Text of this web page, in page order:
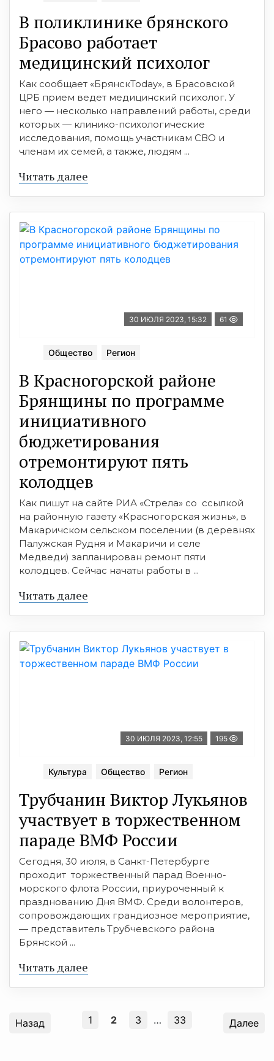
В поликлинике брянского
Брасово работает
медицинский психолог
Как сообщает «БрянскToday», в Брасовской
ЦРБ прием ведет медицинский психолог. У
него — несколько направлений работы, среди
которых — клинико-психологические
исследования, помощь участникам СВО и
членам их семей, а также, людям ...
Читать далее
30 ИЮЛЯ 2023, 15:32 61
Общество Регион
В Красногорской районе
Брянщины по программе
инициативного
бюджетирования
отремонтируют пять
колодцев
Как пишут на сайте РИА «Стрела» со ссылкой
на районную газету «Красногорская жизнь», в
Макаричском сельском поселении (в деревнях
Палужская Рудня и Макаричи и селе
Медведи) запланирован ремонт пяти
колодцев. Сейчас начаты работы в ...
Читать далее
30 ИЮЛЯ 2023, 12:55 195
Культура Общество Регион
Трубчанин Виктор Лукьянов
участвует в торжественном
параде ВМФ России
Сегодня, 30 июля, в Санкт-Петербурге
проходит торжественный парад Военно-
морского флота России, приуроченный к
празднованию Дня ВМФ. Среди волонтеров,
сопровождающих грандиозное мероприятие,
— представитель Трубчевского района
Брянской ...
Читать далее
Назад 1 2 3 … 33 Далее